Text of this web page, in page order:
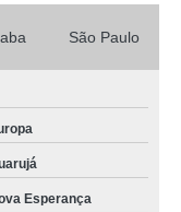
Élvio
dos Estados
São Paulo
Esperança